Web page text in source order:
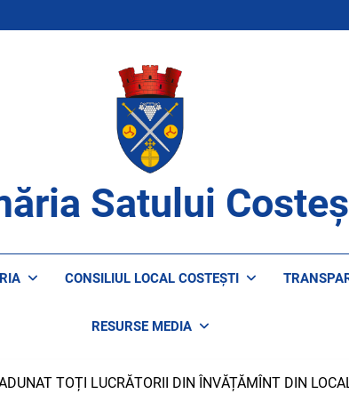
Satului
CONSILIUL LOCAL COSTEȘTI
RESURSE MEDIA
TOȚI LUCRĂTORII DIN ÎNVĂȚĂMÎNT DIN